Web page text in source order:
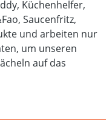
Küchenhelfer,
Saucenfritz,
und arbeiten nur
um unseren
auf das